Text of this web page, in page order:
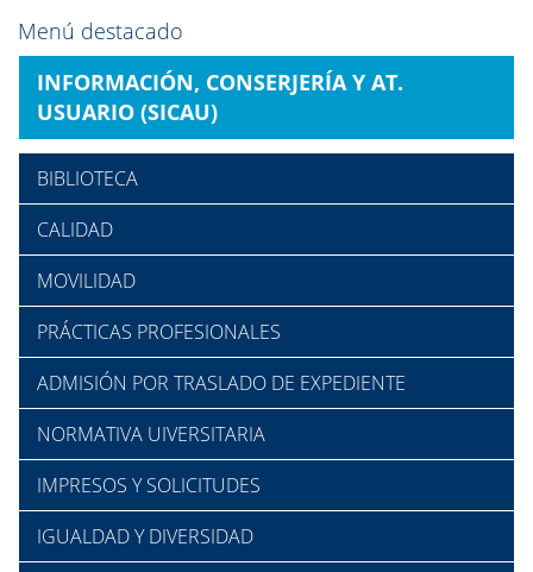
Menú destacado
INFORMACIÓN, CONSERJERÍA Y AT.
USUARIO (SICAU)
BIBLIOTECA
CALIDAD
MOVILIDAD
PRÁCTICAS PROFESIONALES
ADMISIÓN POR TRASLADO DE EXPEDIENTE
NORMATIVA UIVERSITARIA
IMPRESOS Y SOLICITUDES
IGUALDAD Y DIVERSIDAD